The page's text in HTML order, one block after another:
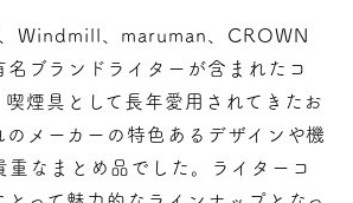
Windmill、maruman、CROWN
名ブランドライターが含まれたコ
喫煙具として長年愛用されてきたお
のメーカーの特色あるデザインや機
重なまとめ品でした。ライターコ